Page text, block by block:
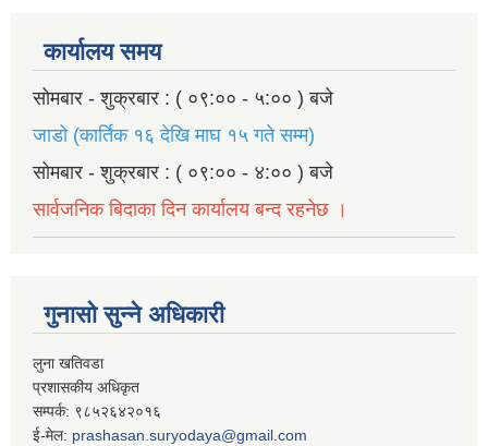
कार्यालय समय
सोमबार - शुक्रबार : ( ०९:०० - ५:०० ) बजे
जाडो (कार्तिक १६ देखि माघ १५ गते सम्म)
सोमबार - शुक्रबार : ( ०९:०० - ४:०० ) बजे
सार्वजनिक बिदाका दिन कार्यालय बन्द रहनेछ ।
गुनासो सुन्ने अधिकारी
लुना खतिवडा
प्रशासकीय अधिकृत
सम्पर्क: ९८५२६४२०१६
ई-मेल: prashasan.suryodaya@gmail.com